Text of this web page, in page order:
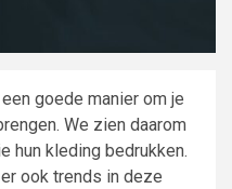
goede manier om je
We zien daarom
hun kleding bedrukken.
ook trends in deze